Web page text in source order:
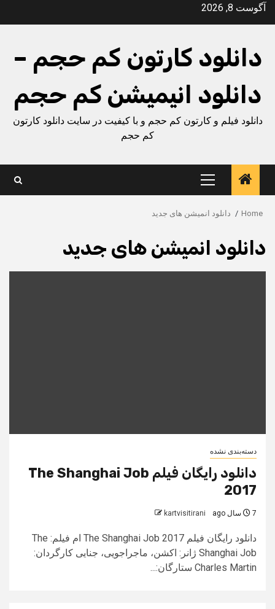
Skipآگوست 8, 2026
دانلود کارتون کم حجم –
دانلود انیمیشن کم حجم
دانلود فیلم و کارتون کم حجم و با کیفیت در سایت دانلود کارتون
کم حجم
Primary
Menu
Home دانلود انمیشن های جدید
دانلود انمیشن های جدید
دسته‌بندی نشده
دانلود رایگان فیلم The Shanghai Job
2017
7 سال ago kartvisitirani
دانلود رایگان فیلم The Shanghai Job 2017 ام فیلم: The
Shanghai Job ژانر: اکشن، ماجراجویی، جنایی کارگردان:
Charles Martin ستارگان:...